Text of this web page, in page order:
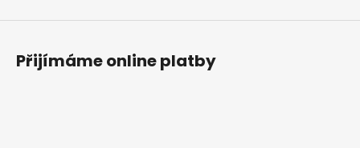
Přijímáme online platby